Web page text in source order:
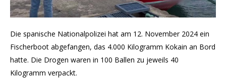
Die spanische Nationalpolizei hat am 12. November 2024 ein
Fischerboot abgefangen, das 4.000 Kilogramm Kokain an Bord
hatte. Die Drogen waren in 100 Ballen zu jeweils 40
Kilogramm verpackt.